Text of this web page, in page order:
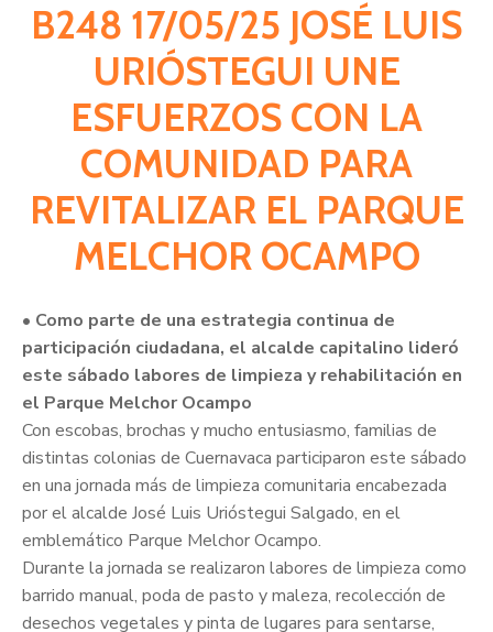
B248 17/05/25 JOSÉ LUIS
URIÓSTEGUI UNE
ESFUERZOS CON LA
COMUNIDAD PARA
REVITALIZAR EL PARQUE
MELCHOR OCAMPO
• Como parte de una estrategia continua de
participación ciudadana, el alcalde capitalino lideró
este sábado labores de limpieza y rehabilitación en
el Parque Melchor Ocampo
Con escobas, brochas y mucho entusiasmo, familias de
distintas colonias de Cuernavaca participaron este sábado
en una jornada más de limpieza comunitaria encabezada
por el alcalde José Luis Urióstegui Salgado, en el
emblemático Parque Melchor Ocampo.
Durante la jornada se realizaron labores de limpieza como
barrido manual, poda de pasto y maleza, recolección de
desechos vegetales y pinta de lugares para sentarse,